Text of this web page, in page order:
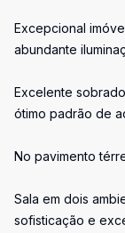
Excepcional
abundante
Excelente
ótimo padrão de
No pavimento
Sala em dois
sofisticação e